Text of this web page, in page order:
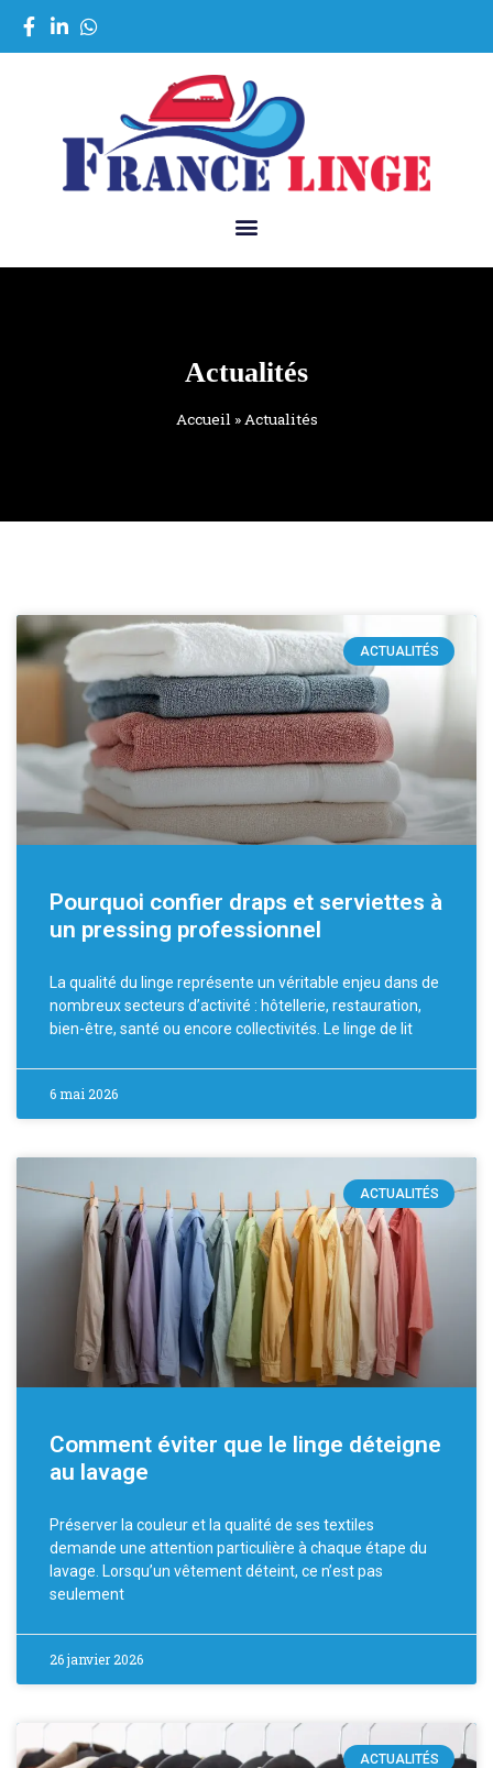
Actualités
Accueil»Actualités
ACTUALITÉS
Pourquoi confier draps et serviettes à
un pressing professionnel
La qualité du linge représente un véritable enjeu dans de
nombreux secteurs d’activité : hôtellerie, restauration,
bien-être, santé ou encore collectivités. Le linge de lit
6 mai 2026
ACTUALITÉS
Comment éviter que le linge déteigne
au lavage
Préserver la couleur et la qualité de ses textiles
demande une attention particulière à chaque étape du
lavage. Lorsqu’un vêtement déteint, ce n’est pas
seulement
26 janvier 2026
ACTUALITÉS